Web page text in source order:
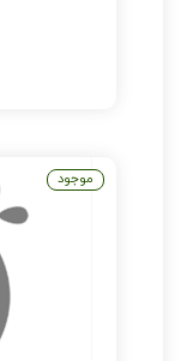
موجود